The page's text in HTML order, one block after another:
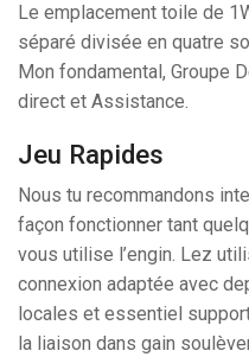
Le emplacement toile de
séparé divisée en quatre
Mon fondamental, Groupe
direct et Assistance.
Jeu Rapides
Nous tu recommandons
façon fonctionner tant
vous utilise l’engin. Lez
connexion adaptée avec
locales et essentiel
la liaison dans gain